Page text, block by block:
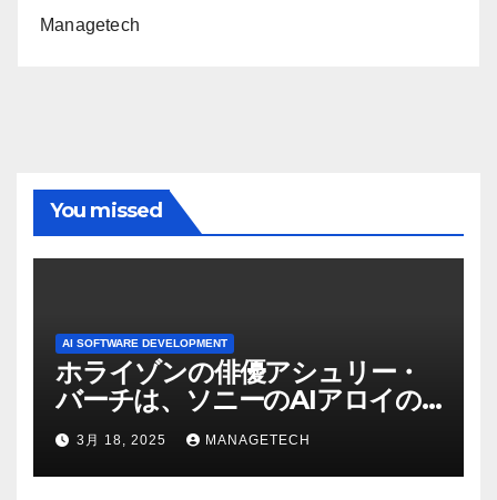
Managetech
You missed
AI SOFTWARE DEVELOPMENT
ホライゾンの俳優アシュリー・
バーチは、ソニーのAIアロイの
ビデオを見て「ゲームパフォー
マンスという芸術形式に不安を
感じた」と語る – IGN
3月 18, 2025 MANAGETECH